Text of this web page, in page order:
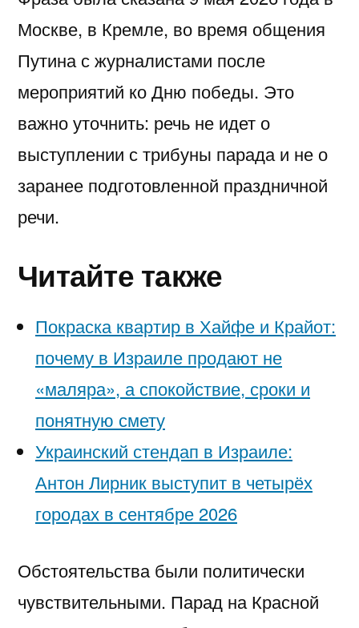
Москве, в Кремле, во время общения
Путина с журналистами после
мероприятий ко Дню победы. Это
важно уточнить: речь не идет о
выступлении с трибуны парада и не о
заранее подготовленной праздничной
речи.
Читайте также
Покраска квартир в Хайфе и Крайот:
почему в Израиле продают не
«маляра», а спокойствие, сроки и
понятную смету
Украинский стендап в Израиле:
Антон Лирник выступит в четырёх
городах в сентябре 2026
Обстоятельства были политически
чувствительными. Парад на Красной